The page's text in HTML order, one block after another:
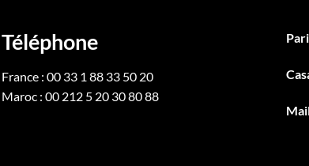
Téléphone
France : 00 33 1 88 33 50 20
Maroc : 00 212 5 20 30 80 88